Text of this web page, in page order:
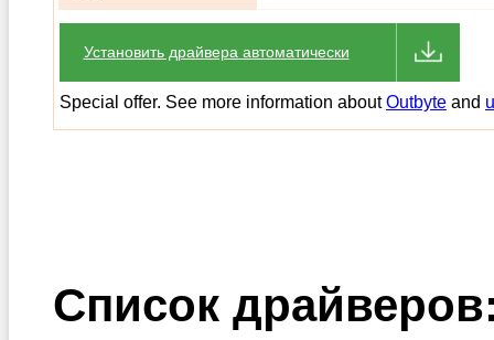
Установить драйвера автоматически
Special offer. See more information aboutOutbyte and
Список